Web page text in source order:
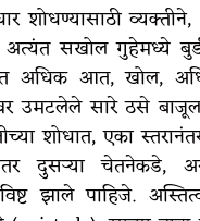
शोधण्यासाठी
अत्यंत सखोल गुहेमध्ये
अधिक आत, खोल,
उमटलेले सारे ठसे
शोधात, एका
दुसऱ्या चेतनेकडे,
झाले पाहिजे.